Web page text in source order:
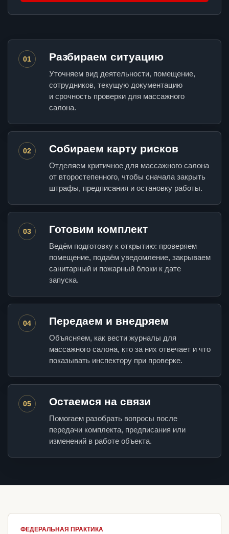
01 Разбираем ситуацию
Уточняем вид деятельности, помещение,
сотрудников, текущую документацию
и срочность проверки для массажного
салона.
02 Собираем карту рисков
Отделяем критичное для массажного салона
от второстепенного, чтобы сначала закрыть
штрафы, предписания и остановку работы.
03 Готовим комплект
Ведём подготовку к открытию: проверяем
помещение, подаём уведомление, закрываем
санитарный и пожарный блоки к дате
запуска.
04 Передаем и внедряем
Объясняем, как вести журналы для
массажного салона, кто за них отвечает и что
показывать инспектору при проверке.
05 Остаемся на связи
Помогаем разобрать вопросы после
передачи комплекта, предписания или
изменений в работе объекта.
ФЕДЕРАЛЬНАЯ ПРАКТИКА